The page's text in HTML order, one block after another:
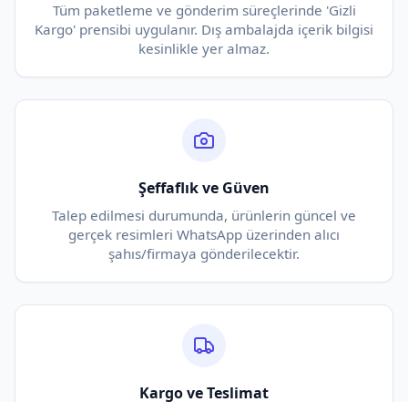
Tüm paketleme ve gönderim süreçlerinde 'Gizli
Kargo' prensibi uygulanır. Dış ambalajda içerik bilgisi
kesinlikle yer almaz.
Şeffaflık ve Güven
Talep edilmesi durumunda, ürünlerin güncel ve
gerçek resimleri WhatsApp üzerinden alıcı
şahıs/firmaya gönderilecektir.
Kargo ve Teslimat